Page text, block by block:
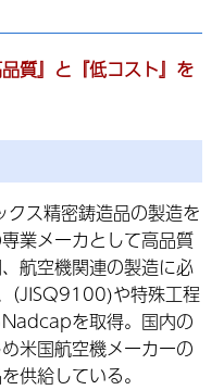
質』と『低コスト』を
ス精密鋳造品の製造を
業メーカとして高品質
航空機関連の製造に必
JISQ9100)や特殊工程
を取得。国内の
米国航空機メーカーの
供給している。